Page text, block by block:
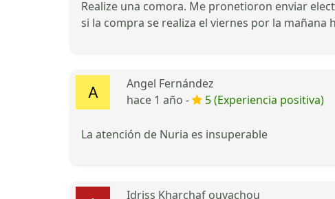
Realize una comora. Me pronetioron enviar
si la compra se realiza el viernes por la mañana
Angel Fernández
hace 1 año -
5 (Experiencia positiva)
La atención de Nuria es insuperable
Idriss Kharchaf ouyachou